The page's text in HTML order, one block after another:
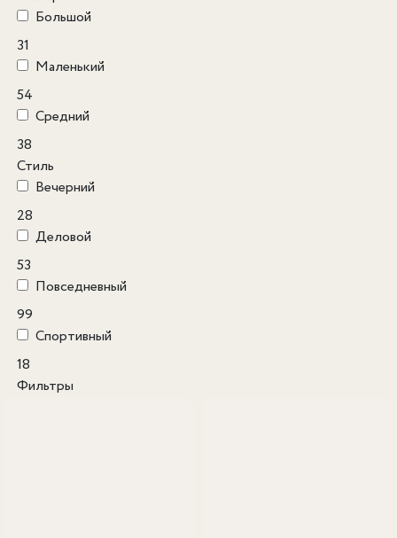
Большой
31
Маленький
54
Средний
38
Стиль
Вечерний
28
Деловой
53
Повседневный
99
Спортивный
18
Фильтры